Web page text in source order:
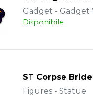
Gadget - Gadget
Disponibile
ST Corpse
Figures - Statue